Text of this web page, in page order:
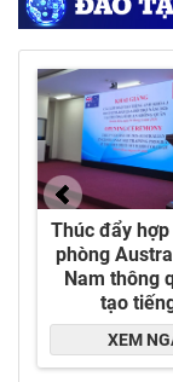
đúng đắn
sư năng
và tâm huyết.
- Công ty có
việc ra đời
ổn định.
được trang
và được vận
theo hệ
9001:2015,